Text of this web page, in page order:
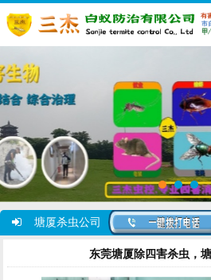
塘厦杀虫公司
东莞塘厦除四害杀虫，